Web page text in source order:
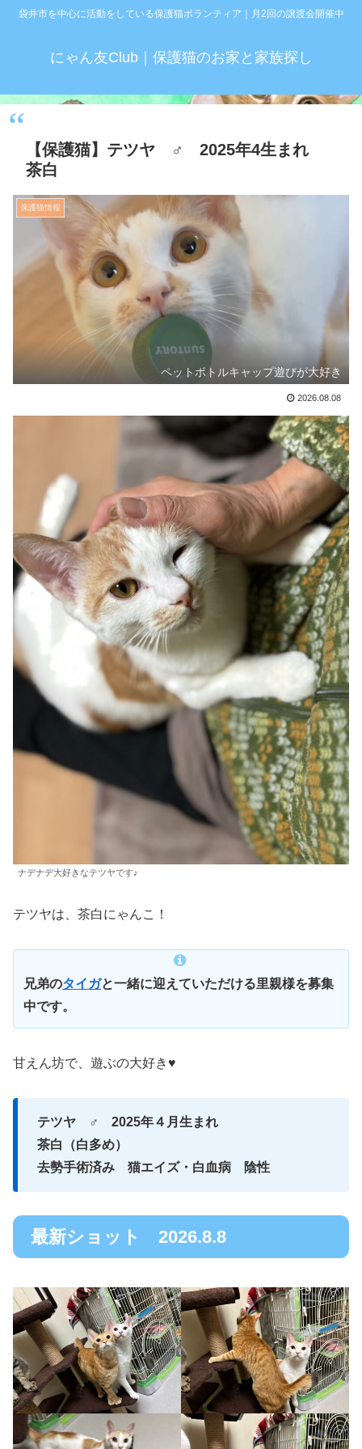
袋井市を中心に活動をしている保護猫ボランティア｜月2回の譲渡会開催中
にゃん友Club｜保護猫のお家と家族探し
【保護猫】テツヤ ♂ 2025年4生まれ
茶白
保護猫情報
ペットボトルキャップ遊びが大好き
2026.08.08
ナデナデ大好きなテツヤです♪
テツヤは、茶白にゃんこ！
兄弟のタイガと一緒に迎えていただける里親様を募集
中です。
甘えん坊で、遊ぶの大好き♥
テツヤ ♂ 2025年４月生まれ
茶白（白多め）
去勢手術済み 猫エイズ・白血病 陰性
最新ショット 2026.8.8